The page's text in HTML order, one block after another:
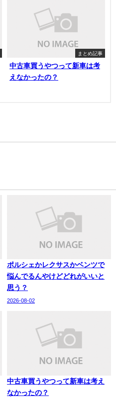
まとめ記事
中古車買うやつって新車は考
えなかったの？
ポルシェかレクサスかベンツで
悩んでるんやけどどれがいいと
思う？
2026-08-02
中古車買うやつって新車は考え
なかったの？